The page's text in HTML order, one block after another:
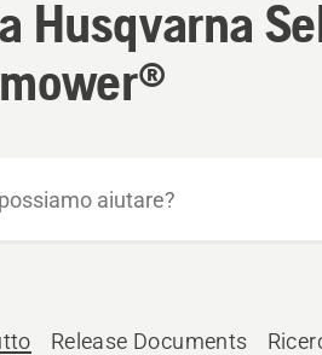
Husqvarna
Release Documents